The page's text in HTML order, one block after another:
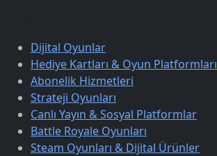
Dijital Oyunlar
Hediye Kartları & Oyun Platformları
Abonelik Hizmetleri
Strateji Oyunları
Canlı Yayın & Sosyal Platformlar
Battle Royale Oyunları
Steam Oyunları & Dijital Ürünler